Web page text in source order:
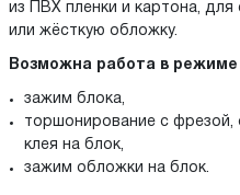
из ПВХ пленки и картона, для
или жёсткую обложку.
Возможна работа в
зажим блока,
торшонирование с фрезой,
клея на блок,
зажим обложки на блок.